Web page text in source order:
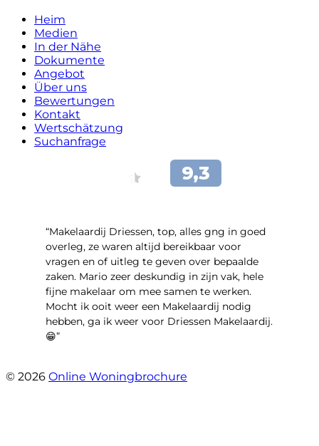
Heim
Medien
In der Nähe
Dokumente
Angebot
Über uns
Bewertungen
Kontakt
Wertschätzung
Suchanfrage
“Makelaardij Driessen, top, alles gng in goed
overleg, ze waren altijd bereikbaar voor
vragen en of uitleg te geven over bepaalde
zaken. Mario zeer deskundig in zijn vak, hele
fijne makelaar om mee samen te werken.
Mocht ik ooit weer een Makelaardij nodig
hebben, ga ik weer voor Driessen Makelaardij.
😁”
© 2026 Online Woningbrochure